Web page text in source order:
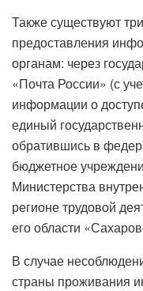
Также существуют
предоставления
органам: через
«Почта России» (с
информации о
единый
обратившись в
бюджетное
Министерства
регионе трудовой
его области
В случае
страны проживания